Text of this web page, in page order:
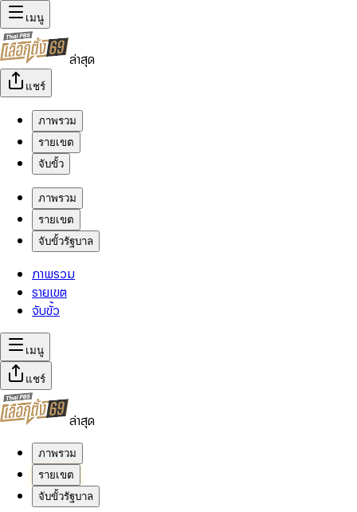
เมนู
ล่าสุด
แชร์
ภาพรวม
รายเขต
จับขั้ว
ภาพรวม
รายเขต
จับขั้วรัฐบาล
ภาพรวม
รายเขต
จับขั้ว
เมนู
แชร์
ล่าสุด
ภาพรวม
รายเขต
จับขั้วรัฐบาล